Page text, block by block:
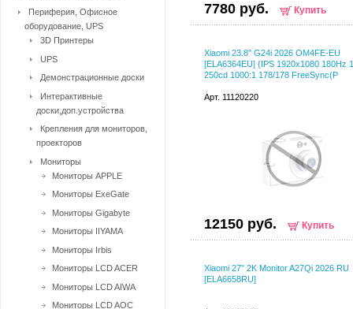
7780 руб. Купить
Xiaomi 23.8" G24i 2026 OM4FE-EU
[ELA6364EU] {IPS 1920x1080 180Hz
250cd 1000:1 178/178 FreeSync(P
Арт. 11120220
12150 руб. Купить
Xiaomi 27" 2K Monitor A27Qi 2026 RU
[ELA6658RU]
Периферия, Офисное
оборудование, UPS
3D Принтеры
UPS
Демонстрационные доски
Интерактивные
доски,доп.устройства
Крепления для мониторов,
проекторов
Мониторы
Мониторы APPLE
Мониторы ExeGate
Мониторы Gigabyte
Мониторы IIYAMA
Мониторы Irbis
Мониторы LCD ACER
Мониторы LCD AIWA
Мониторы LCD AOC